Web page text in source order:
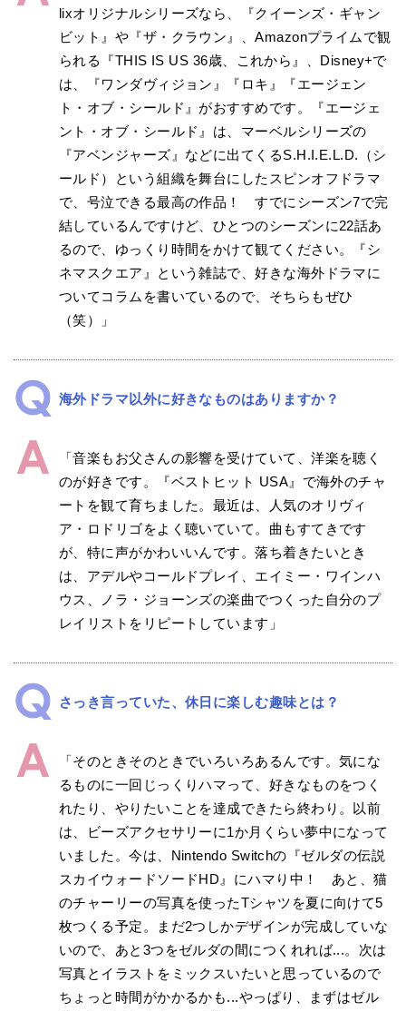
lixオリジナルシリーズなら、『クイーンズ・ギャン
ビット』や『ザ・クラウン』、Amazonプライムで観
られる『THIS IS US 36歳、これから』、Disney+で
は、『ワンダヴィジョン』『ロキ』『エージェン
ト・オブ・シールド』がおすすめです。『エージェ
ント・オブ・シールド』は、マーベルシリーズの
『アベンジャーズ』などに出てくるS.H.I.E.L.D.（シ
ールド）という組織を舞台にしたスピンオフドラマ
で、号泣できる最高の作品！ すでにシーズン7で完
結しているんですけど、ひとつのシーズンに22話あ
るので、ゆっくり時間をかけて観てください。『シ
ネマスクエア』という雑誌で、好きな海外ドラマに
ついてコラムを書いているので、そちらもぜひ
（笑）」
海外ドラマ以外に好きなものはありますか？
「音楽もお父さんの影響を受けていて、洋楽を聴く
のが好きです。『ベストヒット USA』で海外のチャ
ートを観て育ちました。最近は、人気のオリヴィ
ア・ロドリゴをよく聴いていて。曲もすてきです
が、特に声がかわいいんです。落ち着きたいとき
は、アデルやコールドプレイ、エイミー・ワインハ
ウス、ノラ・ジョーンズの楽曲でつくった自分のプ
レイリストをリピートしています」
さっき言っていた、休日に楽しむ趣味とは？
「そのときそのときでいろいろあるんです。気にな
るものに一回じっくりハマって、好きなものをつく
れたり、やりたいことを達成できたら終わり。以前
は、ビーズアクセサリーに1か月くらい夢中になって
いました。今は、Nintendo Switchの『ゼルダの伝説
スカイウォードソードHD』にハマり中！ あと、猫
のチャーリーの写真を使ったTシャツを夏に向けて5
枚つくる予定。まだ2つしかデザインが完成していな
いので、あと3つをゼルダの間につくれれば...。次は
写真とイラストをミックスいたいと思っているので
ちょっと時間がかかるかも...やっぱり、まずはゼル